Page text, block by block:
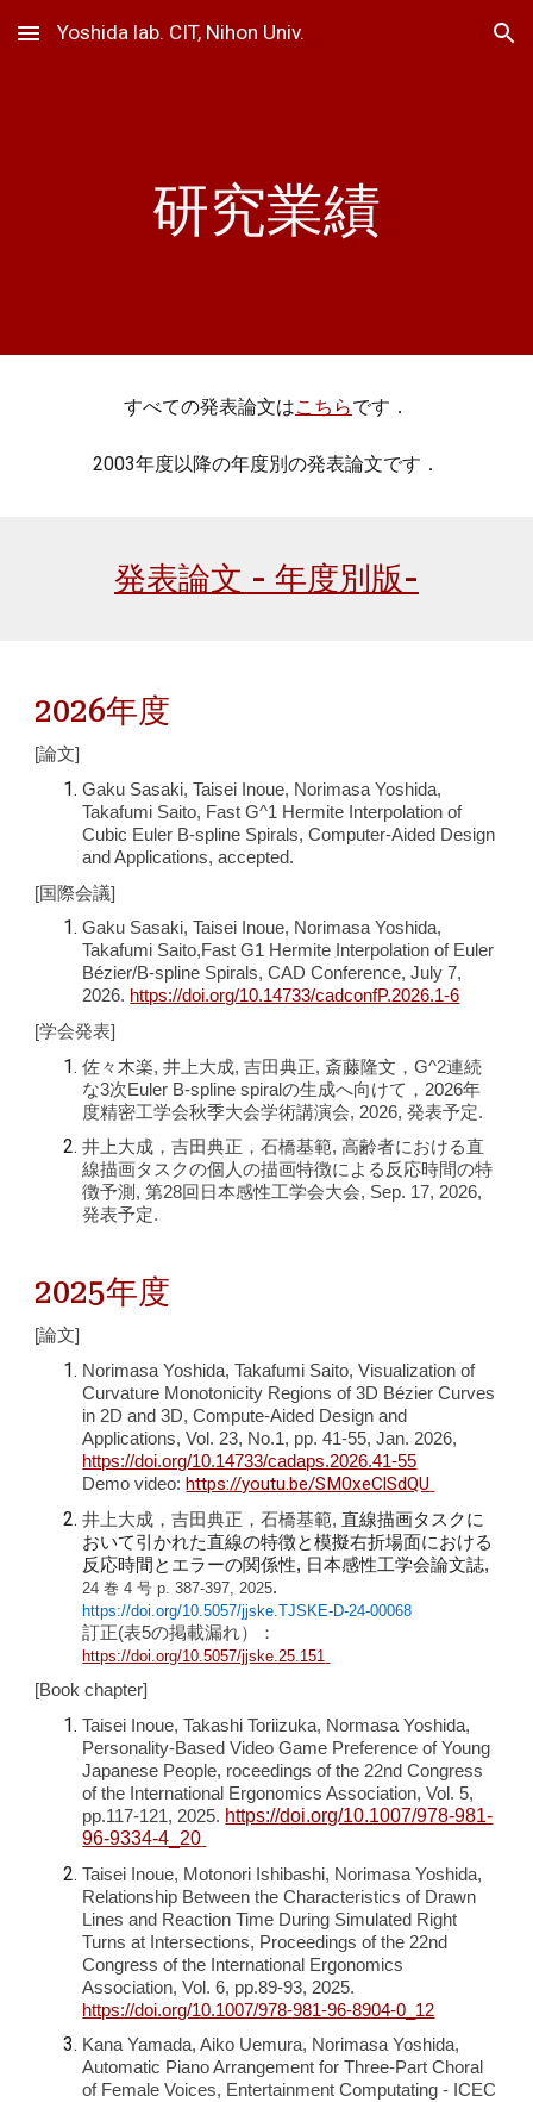
Skip to main content Skip to navigation
Yoshida lab. CIT, Nihon Univ.
研究業績
すべての発表論文はこちらです ．
2003年度以降の年度別の発表論文です ．
発表論文 - 年度別版-
2026年度
[論文]
Gaku Sasaki, Taisei Inoue, Norimasa Yoshida,
Takafumi Saito, Fast G^1 Hermite Interpolation of
Cubic Euler B-spline Spirals, Computer-Aided Design
and Applications, accepted.
[国際会議]
Gaku Sasaki, Taisei Inoue, Norimasa Yoshida,
Takafumi Saito,Fast G1 Hermite Interpolation of Euler
Bézier/B-spline Spirals,CAD Conference, July 7,
2026. https://doi.org/10.14733/cadconfP.2026.1-6
[学会発表]
佐々木楽, 井上大成, 吉田典正, 斎藤隆文，G^2連続
な3次Euler B-spline spiralの生成へ向けて ，2026年
度精密工学会秋季大会学術講演会, 2026, 発表予定.
井上大成，吉田典正，石橋基範,高齢者における直
線描画タスクの個人の描画特徴による反応時間の特
徴予測, 第28回日本感性工学会大会, Sep. 17, 2026,
発表予定.
2025年度
[論文]
Norimasa Yoshida, Takafumi Saito, Visualization of
Curvature Monotonicity Regions of 3D Bézier Curves
in 2D and 3D, Compute-Aided Design and
Applications, Vol. 23, No.1, pp. 41-55, Jan. 2026,
https://doi.org/10.14733/cadaps.2026.41-55
Demo video: https://youtu.be/SM0xeClSdQU
井上大成，吉田典正，石橋基範,直線描画タスクに
おいて引かれた直線の特徴と模擬右折場面における
反応時間とエラーの関係性, 日本感性工学会論文誌,
24 巻 4 号 p. 387-397, 2025.
https://doi.org/10.5057/jjske.TJSKE-D-24-00068
訂正(表5の掲載漏れ）：
https://doi.org/10.5057/jjske.25.151
[Book chapter]
Taisei Inoue, Takashi Toriizuka, Normasa Yoshida,
Personality-Based Video Game Preference of Young
Japanese People, roceedings of the 22nd Congress
of the International Ergonomics Association, Vol. 5,
pp.117-121, 2025. https://doi.org/10.1007/978-981-
96-9334-4_20
Taisei Inoue, Motonori Ishibashi, Norimasa Yoshida,
Relationship Between the Characteristics of Drawn
Lines and Reaction Time During Simulated Right
Turns at Intersections, Proceedings of the 22nd
Congress of the International Ergonomics
Association, Vol. 6, pp.89-93, 2025.
https://doi.org/10.1007/978-981-96-8904-0_12
Kana Yamada, Aiko Uemura, Norimasa Yoshida,
Automatic Piano Arrangement for Three-Part Choral
of Female Voices, Entertainment Computating - ICEC